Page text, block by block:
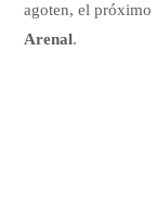
agoten, el próximo
Arenal.